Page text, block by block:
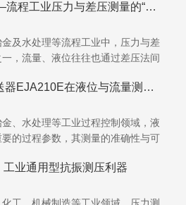
川仪PDS变送器——流程工业压力与差压测量的“全场景感知中枢”
及水处理等流程工业中，压力与差
，流量、液位往往也通过差压法间
用单晶硅谐振式传感器与数字化信
力变化转...
法兰安装式差压变送器EJA210E在液位与流量测量中的高可靠性
、水处理等工业过程控制领域，液
的过程参数，其测量的准确性与可
凭借其设计、制造工艺和久经考验
量测...
业通用型抗振测压利器